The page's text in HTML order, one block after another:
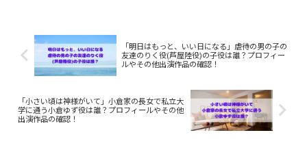
「明日はもっと、いい日になる」虐待の男の子の
友達のりく役(芦屋陸役)の子役は誰？プロフィー
ルやその他出演作品の確認！
「小さい頃は神様がいて」小倉家の長女で私立大
学に通う小倉ゆず役は誰？プロフィールやその他
出演作品の確認！